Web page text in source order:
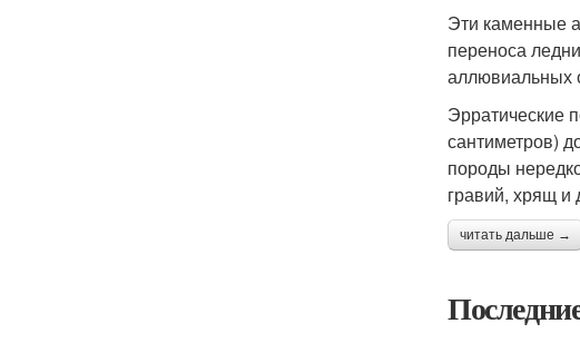
Эти каменные
переноса
аллювиальных
Эрратические
сантиметров)
породы
гравий, хрящ
читать дальше →